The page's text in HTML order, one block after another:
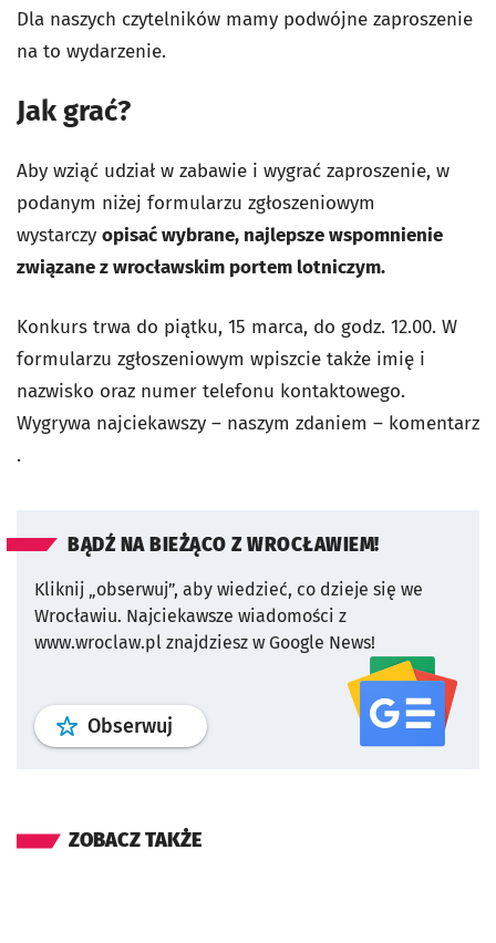
Dla naszych czytelników mamy podwójne zaproszenie
na to wydarzenie.
Jak grać?
Aby wziąć udział w zabawie i wygrać zaproszenie, w
podanym niżej formularzu zgłoszeniowym
wystarczy opisać wybrane, najlepsze wspomnienie
związane z wrocławskim portem lotniczym.
Konkurs trwa do piątku, 15 marca, do godz. 12.00. W
formularzu zgłoszeniowym wpiszcie także imię i
nazwisko oraz numer telefonu kontaktowego.
Wygrywa najciekawszy – naszym zdaniem – komentarz
.
BĄDŹ NA BIEŻĄCO Z WROCŁAWIEM!
Kliknij „obserwuj”, aby wiedzieć, co dzieje się we
Wrocławiu. Najciekawsze wiadomości z
www.wroclaw.pl znajdziesz w Google News!
Obserwuj profil serwisu
ZOBACZ TAKŻE